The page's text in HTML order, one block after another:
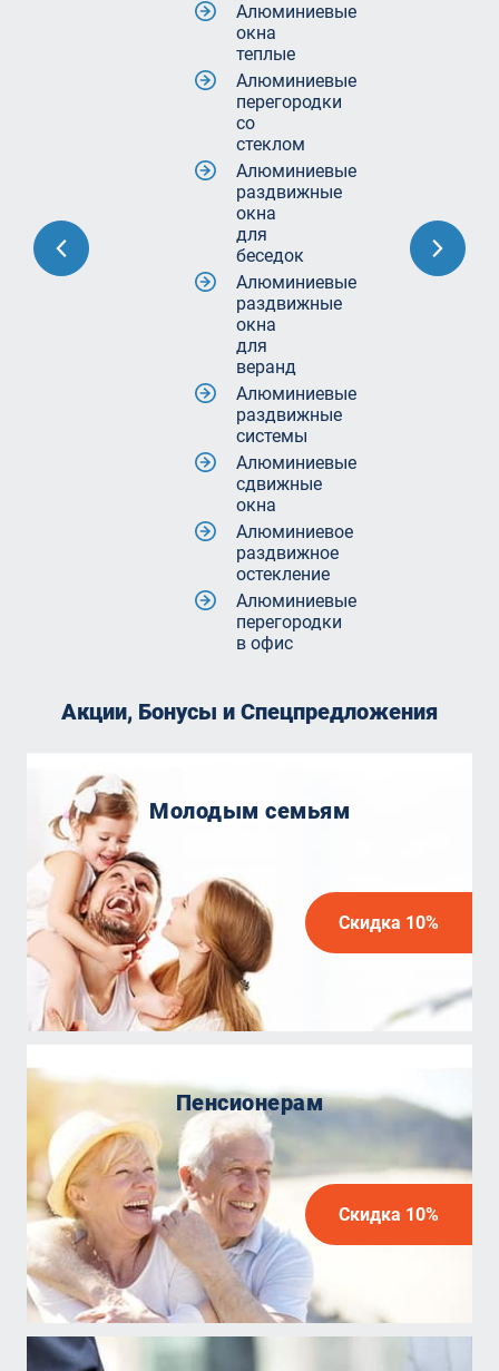
Алюминиевые
окна
теплые
Алюминиевые
перегородки
со
стеклом
Алюминиевые
раздвижные
окна
для
беседок
Алюминиевые
раздвижные
окна
для
веранд
Алюминиевые
раздвижные
системы
Алюминиевые
сдвижные
окна
Алюминиевое
раздвижное
остекление
Алюминиевые
перегородки
в офис
Акции, Бонусы и Спецпредложения
Молодым семьям
Скидка 10%
Пенсионерам
Скидка 10%